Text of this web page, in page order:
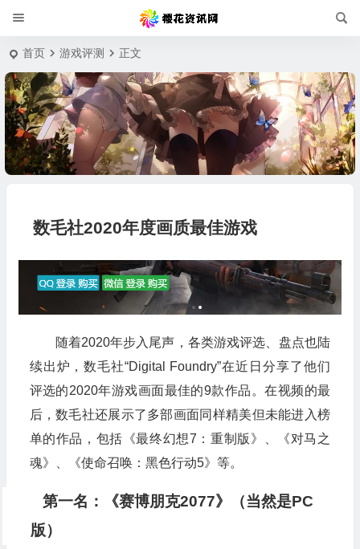
首页 游戏评测 正文
数毛社2020年度画质最佳游戏
随着2020年步入尾声，各类游戏评选、盘点也陆
续出炉，数毛社“Digital Foundry”在近日分享了他们
评选的2020年游戏画面最佳的9款作品。在视频的最
后，数毛社还展示了多部画面同样精美但未能进入榜
单的作品，包括《最终幻想7：重制版》、《对马之
魂》、《使命召唤：黑色行动5》等。
第一名：《赛博朋克2077》（当然是PC
版）